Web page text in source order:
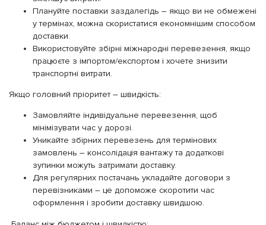
Плануйте поставки заздалегідь – якщо ви не обмежені
у термінах, можна скористатися економнішим способом
доставки.
Використовуйте збірні міжнародні перевезення, якщо
працюєте з імпортом/експортом і хочете знизити
транспортні витрати.
Якщо головний пріоритет – швидкість:
Замовляйте індивідуальне перевезення, щоб
мінімізувати час у дорозі.
Уникайте збірних перевезень для термінових
замовлень – консолідація вантажу та додаткові
зупинки можуть затримати доставку.
Для регулярних постачань укладайте договори з
перевізниками – це допоможе скоротити час
оформлення і зробити доставку швидшою.